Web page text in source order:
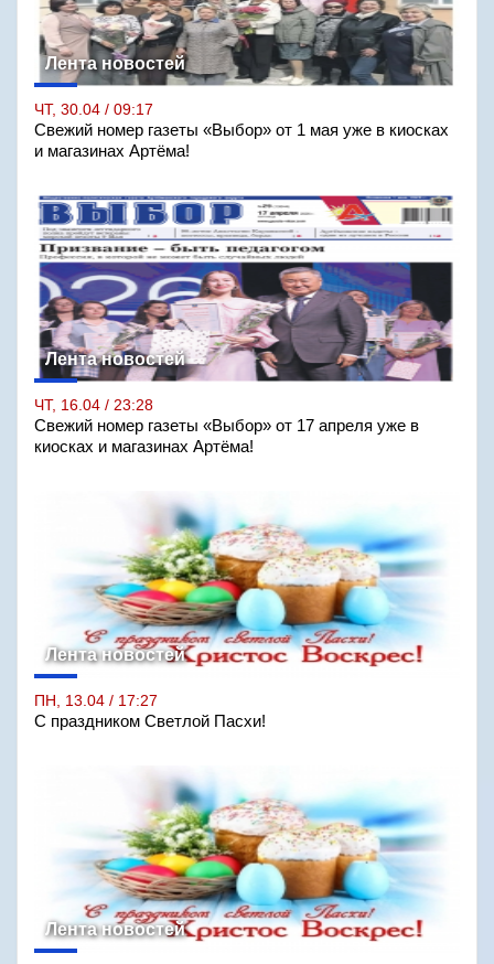
Лента новостей
ЧТ, 30.04 / 09:17
Свежий номер газеты «Выбор» от 1 мая уже в киосках
и магазинах Артёма!
Лента новостей
ЧТ, 16.04 / 23:28
Свежий номер газеты «Выбор» от 17 апреля уже в
киосках и магазинах Артёма!
Лента новостей
ПН, 13.04 / 17:27
С праздником Светлой Пасхи!
Лента новостей